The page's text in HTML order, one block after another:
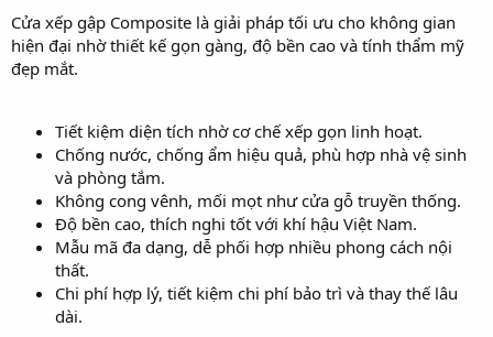
Cửa xếp gập Composite là giải pháp tối ưu cho không gian
hiện đại nhờ thiết kế gọn gàng, độ bền cao và tính thẩm mỹ
đẹp mắt.
Tiết kiệm diện tích nhờ cơ chế xếp gọn linh hoạt.
Chống nước, chống ẩm hiệu quả, phù hợp nhà vệ sinh
và phòng tắm.
Không cong vênh, mối mọt như cửa gỗ truyền thống.
Độ bền cao, thích nghi tốt với khí hậu Việt Nam.
Mẫu mã đa dạng, dễ phối hợp nhiều phong cách nội
thất.
Chi phí hợp lý, tiết kiệm chi phí bảo trì và thay thế lâu
dài.